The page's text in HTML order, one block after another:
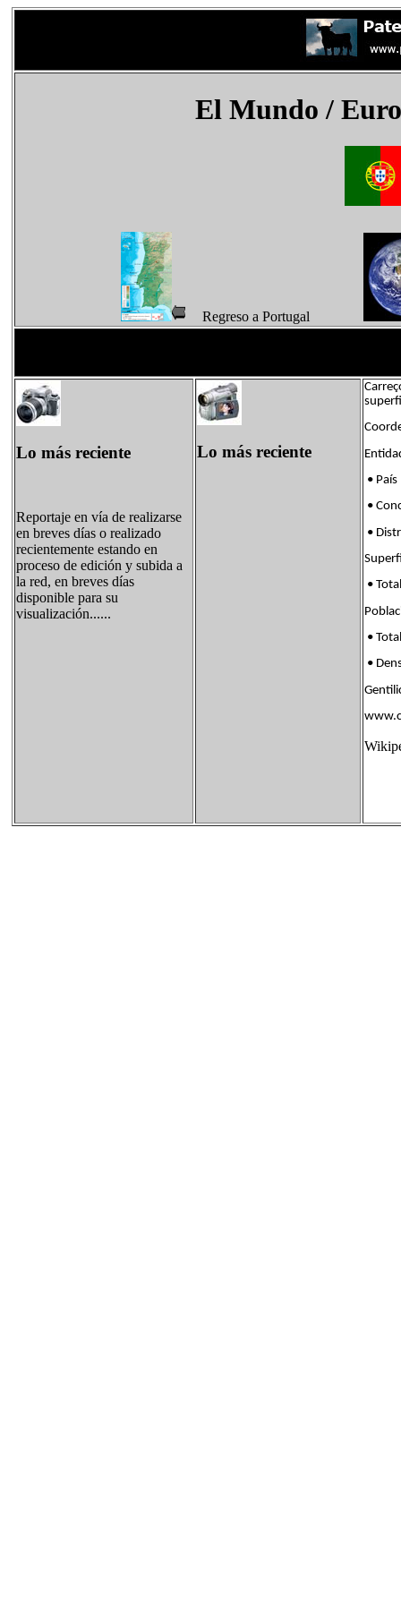
El Mundo/
Regreso a Portugal
Lo más reciente
Reportaje en vía de realizarse
en breves días o realizado
recientemente estando en
proceso de edición y subida a
la red, en breves días
disponible para su
visualización......
Lo más reciente
•
•
•
•
•
•